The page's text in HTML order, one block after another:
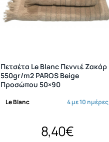
Le Blanc 4 με 10 ημέρες
Πετσέτα Le Blanc Πεννιέ Ζακάρ
550gr/m2 PAROS Beige
Προσώπου 50×90
8,40€